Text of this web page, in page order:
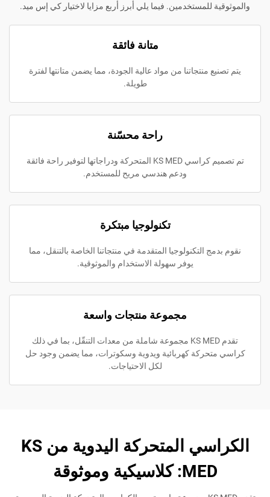
للمستخدمين. فيما يلي أبرز أربع مزايا لاختيار كي إس ميد.
منتجاتنا من مواد عالية الجودة، مما يضمن متانتها لفترة
راحة محسّنة
تم تصميم كراسي KS MED المتحركة ودراجاتها لتوفير راحة فائقة
ودعم هندسي مريح للمستخدم.
تكنولوجيا مبتكرة
التكنولوجيا المتقدمة في منتجاتنا الخاصة بالتنقل، مما
يوفر سهولة الاستخدام والموثوقية.
مجموعة منتجات واسعة
تقدم KS MED مجموعة شاملة من معدات التنقّل، بما في ذلك
كهربائية ويدوية وسكوترات، مما يضمن وجود حل
لكل الاحتياجات.
الكراسي المتحركة اليدوية من KS